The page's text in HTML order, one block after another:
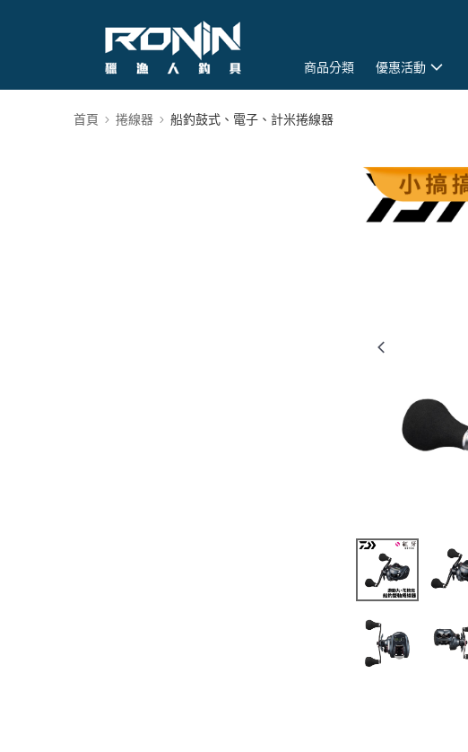
商品分類 優惠活動
首頁 捲線器 船釣鼓式、電子、計米捲線器